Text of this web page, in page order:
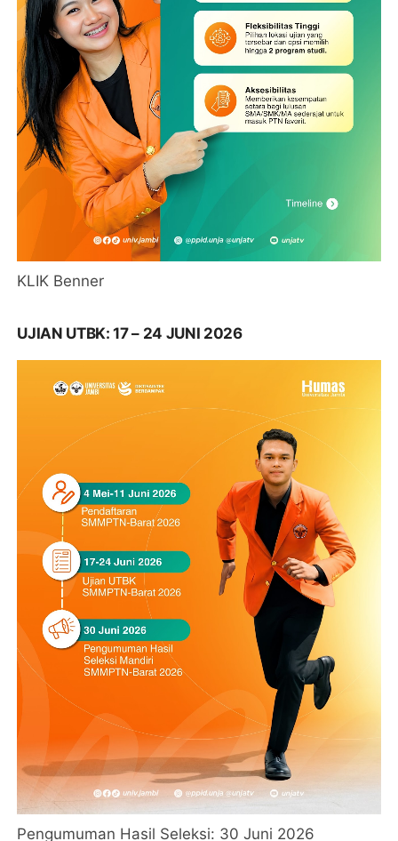
KLIK Benner
UJIAN UTBK: 17 – 24 JUNI 2026
Pengumuman Hasil Seleksi: 30 Juni 2026